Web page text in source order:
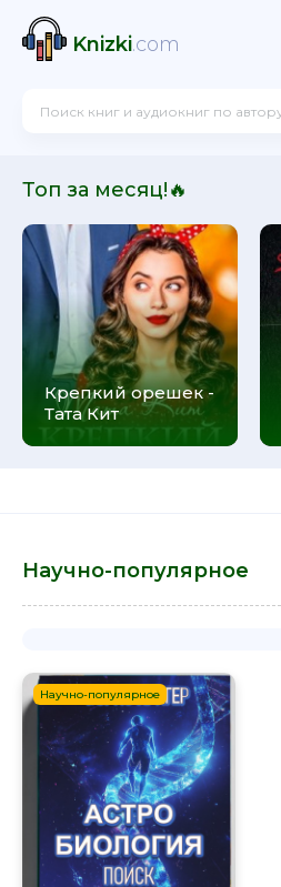
Knizki.com
Топ за месяц!🔥
Крепкий орешек -
Тата Кит
Научно-популярное
Научно-популярное